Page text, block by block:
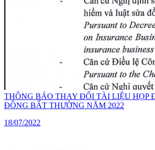
THÔNG BÁO THAY ĐỔI TÀI LIỆU HỌP
ĐÔNG BẤT THƯỜNG NĂM 2022
18/07/2022